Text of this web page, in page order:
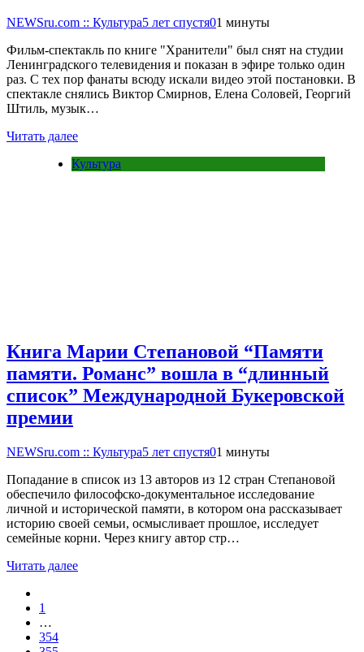
NEWSru.com :: Культура5 лет спустя01 минуты
Фильм-спектакль по книге "Хранители" был снят на студии
Ленинградского телевидения и показан в эфире только один
раз. С тех пор фанаты всюду искали видео этой постановки. В
спектакле снялись Виктор Смирнов, Елена Соловей, Георгий
Штиль, музык…
Читать далее
Культура
Книга Марии Степановой “Памяти
памяти. Романс” вошла в “длинный
список” Международной Букеровской
премии
NEWSru.com :: Культура5 лет спустя01 минуты
Попадание в список из 13 авторов из 12 стран Степановой
обеспечило философско-документальное исследование
личной и исторической памяти, в котором она рассказывает
историю своей семьи, осмысливает прошлое, исследует
семейные корни. Через книгу автор стр…
Читать далее
1
…
354